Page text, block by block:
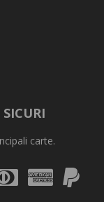
carte.
Diners
Club
AmexPayPal